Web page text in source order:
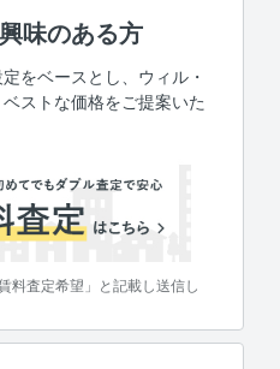
味のある方
をベースとし、ウィル・
ストな価格をご提案いた
料査定希望」と記載し送信し